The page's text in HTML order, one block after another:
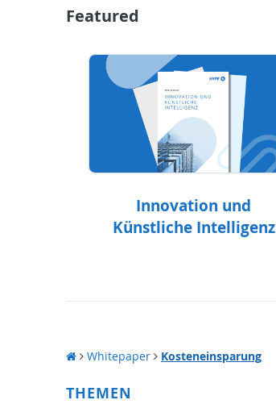
Featured
Innovation und
Künstliche Intelligenz
Whitepaper Kosteneinsparung
THEMEN